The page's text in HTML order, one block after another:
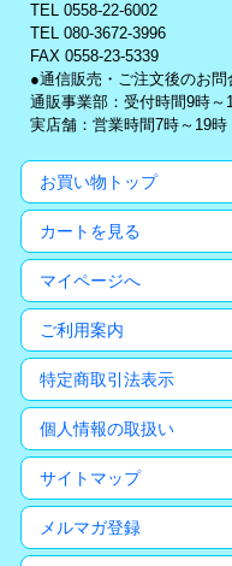
TEL 0558-22-6002
TEL 080-3672-3996
FAX 0558-23-5339
●通信販売・ご注文後のお問
通販事業部：受付時間9時～
実店舗：営業時間7時～19時
お買い物トップ
カートを見る
マイページへ
ご利用案内
特定商取引法表示
個人情報の取扱い
サイトマップ
メルマガ登録